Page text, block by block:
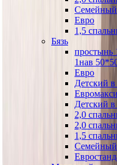
Семейный
Евро
1,5
Бязь
простынь
1нав
Евро
Детский в
Евромакси
Детский в
2,0
2,0
1,5
Семейный